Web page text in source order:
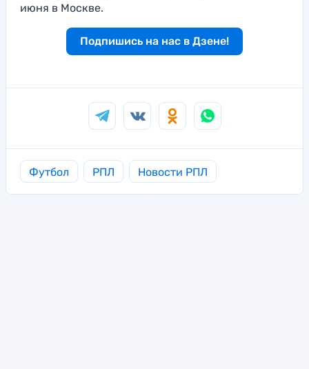
июня в Москве.
Подпишись на нас в Дзене!
Футбол РПЛ Новости РПЛ